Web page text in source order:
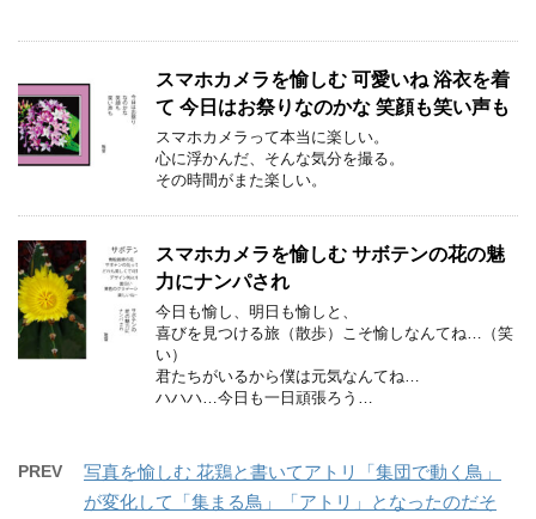
スマホカメラを愉しむ 可愛いね 浴衣を着
て 今日はお祭りなのかな 笑顔も笑い声も
スマホカメラって本当に楽しい。
心に浮かんだ、そんな気分を撮る。
その時間がまた楽しい。
スマホカメラを愉しむ サボテンの花の魅
力にナンパされ
今日も愉し、明日も愉しと、
喜びを見つける旅（散歩）こそ愉しなんてね…（笑
い）
君たちがいるから僕は元気なんてね…
ハハハ…今日も一日頑張ろう…
PREV
写真を愉しむ 花鶏と書いてアトリ「集団で動く鳥」
が変化して「集まる鳥」「アトリ」となったのだそ